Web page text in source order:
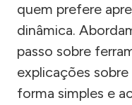
quem prefere
dinâmica.
passo sobre
explicações
forma simples e